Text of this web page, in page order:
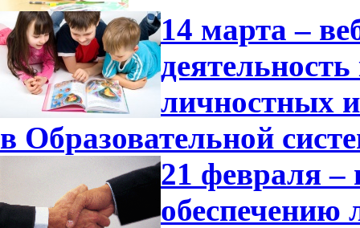
14 марта –
личностных
в Образовательной
21 февраля
обеспечению